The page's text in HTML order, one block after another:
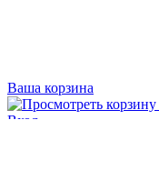
Ваша корзина
Вход